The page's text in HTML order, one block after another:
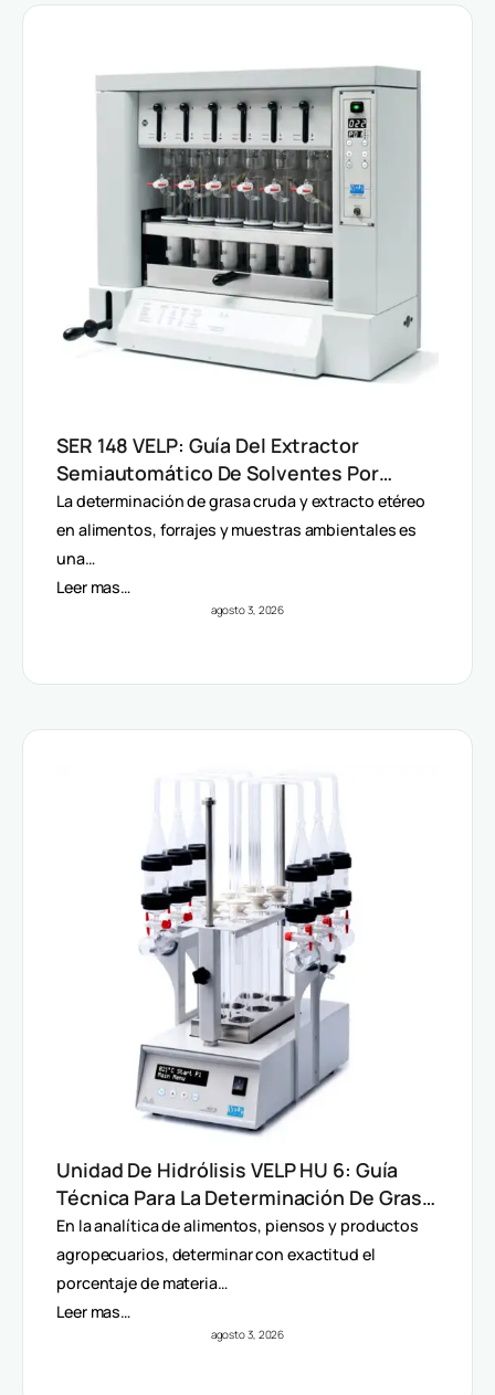
SER 148 VELP: Guía Del Extractor
Semiautomático De Solventes Por
Método Randall
La determinación de grasa cruda y extracto etéreo
en alimentos, forrajes y muestras ambientales es
una…
Leer mas…
agosto 3, 2026
Unidad De Hidrólisis VELP HU 6: Guía
Técnica Para La Determinación De Grasa
Total En Alimentos
En la analítica de alimentos, piensos y productos
agropecuarios, determinar con exactitud el
porcentaje de materia…
Leer mas…
agosto 3, 2026